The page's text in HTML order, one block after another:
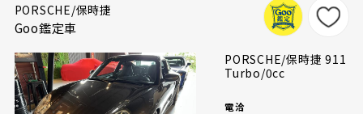
PORSCHE/保時捷
Goo鑑定車
PORSCHE/保時捷 911
Turbo/0cc
電洽